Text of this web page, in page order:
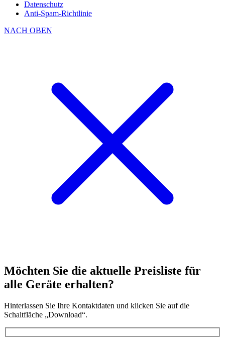
Datenschutz
Anti-Spam-Richtlinie
NACH OBEN
Möchten Sie die aktuelle Preisliste für
alle Geräte erhalten?
Hinterlassen Sie Ihre Kontaktdaten und klicken Sie auf die
Schaltfläche „Download“.